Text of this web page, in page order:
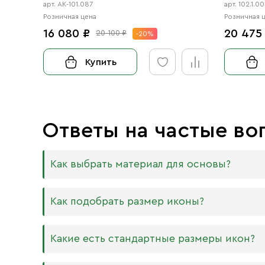
арт. АК-101.087
Розничная цена
16 080 ₽ 20 100 ₽ -20%
Купить
арт.
Розничная
20 475
Ответы на частые
Как выбрать материал для основы?
Мы изготавливаем иконы на трёх разных видах
МДФ. Ламинированная древесно-
Как подобрать размер иконы?
Никаких строгих правил по тому, какого
Какие есть стандартные размеры икон?